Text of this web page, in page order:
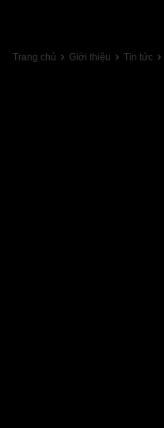
Trang chủ Giới thiệu Tin tức